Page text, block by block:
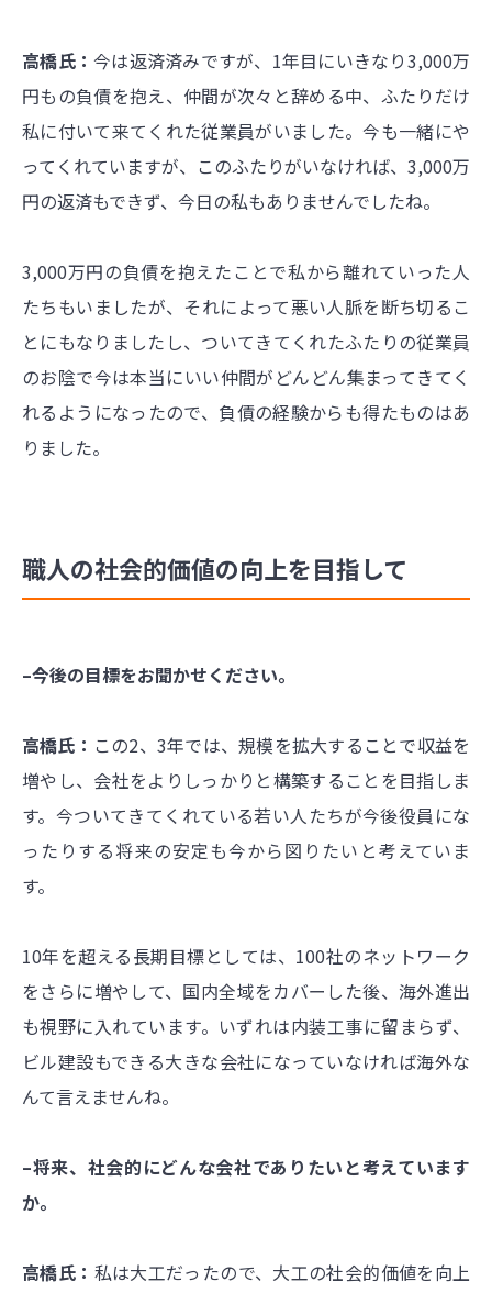
高橋氏：今は返済済みですが、1年目にいきなり3,000万
円もの負債を抱え、仲間が次々と辞める中、ふたりだけ
私に付いて来てくれた従業員がいました。今も一緒にや
ってくれていますが、このふたりがいなければ、3,000万
円の返済もできず、今日の私もありませんでしたね。
3,000万円の負債を抱えたことで私から離れていった人
たちもいましたが、それによって悪い人脈を断ち切るこ
とにもなりましたし、ついてきてくれたふたりの従業員
のお陰で今は本当にいい仲間がどんどん集まってきてく
れるようになったので、負債の経験からも得たものはあ
りました。
職人の社会的価値の向上を目指して
–今後の目標をお聞かせください。
高橋氏： この2、3年では、規模を拡大することで収益を
増やし、会社をよりしっかりと構築することを目指しま
す。今ついてきてくれている若い人たちが今後役員にな
ったりする将来の安定も今から図りたいと考えていま
す。
10年を超える長期目標としては、100社のネットワーク
をさらに増やして、国内全域をカバーした後、海外進出
も視野に入れています。いずれは内装工事に留まらず、
ビル建設もできる大きな会社になっていなければ海外な
んて言えませんね。
–将来、社会的にどんな会社でありたいと考えています
か。
高橋氏： 私は大工だったので、大工の社会的価値を向上